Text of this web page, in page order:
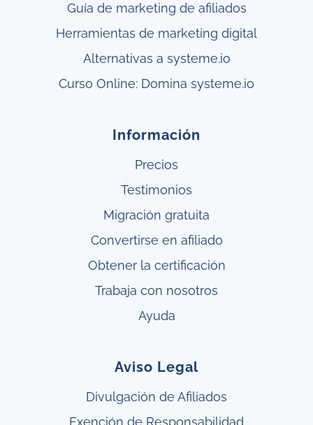
Guía de marketing de afiliados
Herramientas de marketing digital
Alternativas a systeme.io
Curso Online: Domina systeme.io
Información
Precios
Testimonios
Migración gratuita
Convertirse en afiliado
Obtenerla certificación
Trabaja con nosotros
Ayuda
Aviso Legal
Divulgación de Afiliados
Exención de Responsabilidad